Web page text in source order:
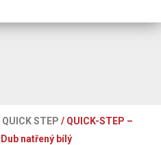
QUICK STEP / QUICK-STEP –
natřený bílý